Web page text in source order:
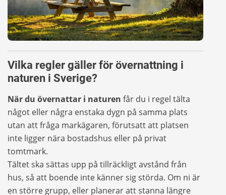
Vilka regler gäller för övernattning i
naturen i Sverige?
När du övernattar i naturen får du i regel tälta
något eller några enstaka dygn på samma plats
utan att fråga markägaren, förutsatt att platsen
inte ligger nära bostadshus eller på privat
tomtmark.
Tältet ska sättas upp på tillräckligt avstånd från
hus, så att boende inte känner sig störda. Om ni är
en större grupp, eller planerar att stanna längre